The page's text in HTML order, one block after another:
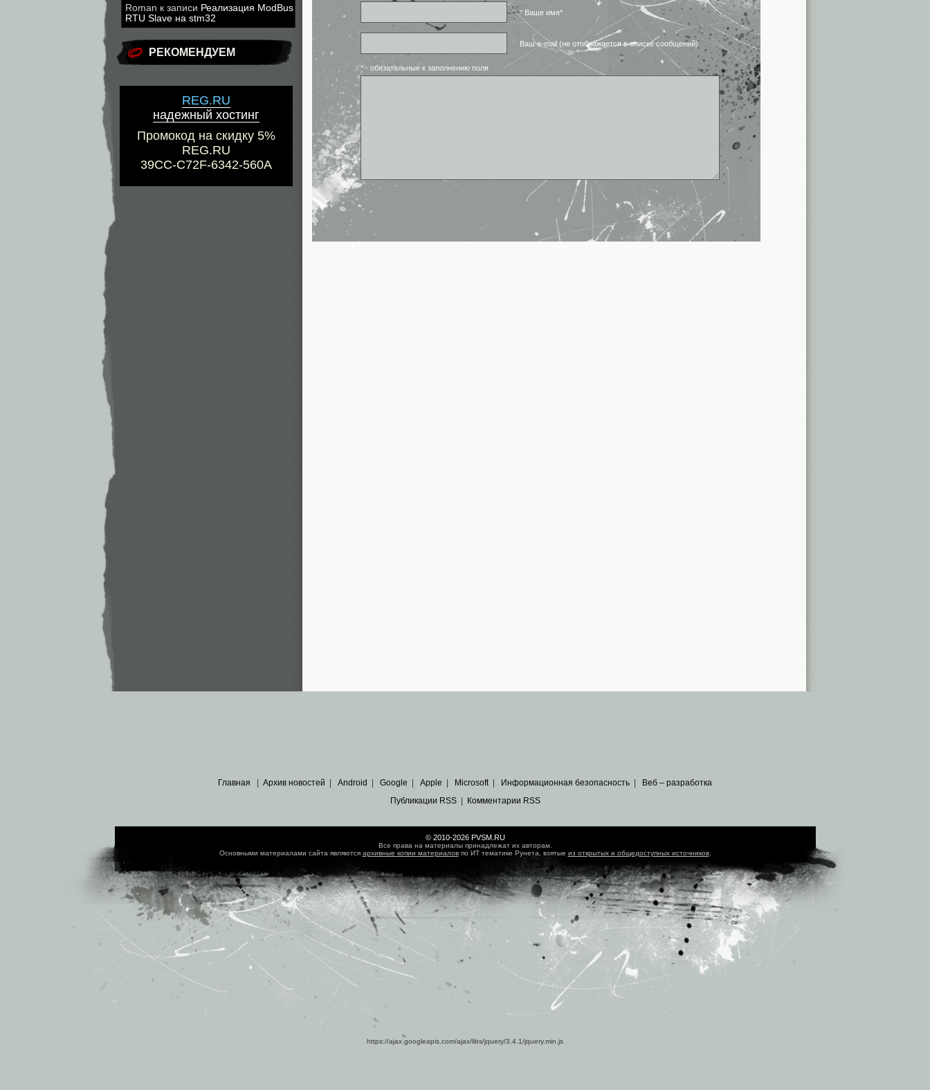
Roman к записи Реализация ModBus
RTU Slave на stm32
РЕКОМЕНДУЕМ
REG.RU
надежный хостинг
Промокод на скидку 5%
REG.RU
39CC-C72F-6342-560A
* Ваше имя*
Ваш e-mail (не отображается в списке сообщений)
* - обязательные к заполнению поля
Главная Архив новостей Android Google Apple Microsoft| Информационная безопасность
Веб – разработка
Публикации RSS| Комментарии RSS
© 2010-2026 PVSM.RU
Все права на материалы принадлежат их авторам.
Основными материалами сайта являются архивные копии материаловпо ИТ тематике Рунета, взятые из открытых и общедоступных источников.
https://ajax.googleapis.com/ajax/libs/jquery/3.4.1/jquery.min.js